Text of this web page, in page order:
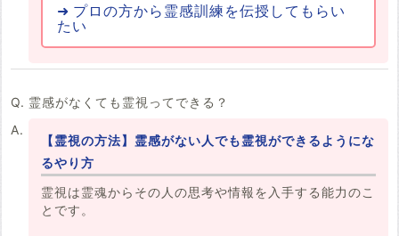
プロの方から霊感訓練を伝授してもらい
たい
霊感がなくても霊視ってできる？
【霊視の方法】霊感がない人でも霊視ができるようにな
るやり方
霊視は霊魂からその人の思考や情報を入手する能力のこ
とです。